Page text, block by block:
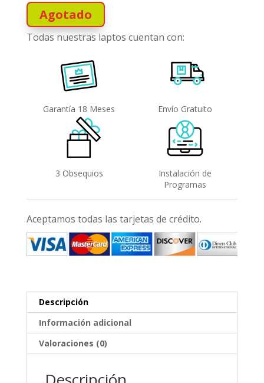
Agotado
Todas nuestras laptos cuentan con:
Garantía 18 Meses Envío Gratuito
3 Obsequios
Instalación de
Programas
Aceptamos todas las tarjetas de crédito.
Descripción
Información adicional
Valoraciones (0)